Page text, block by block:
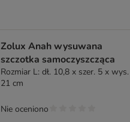
Zolux Anah wysuwana
szczotka samoczyszcząca
Rozmiar L: dł. 10,8 x szer. 5 x wys.
21 cm
Nie oceniono